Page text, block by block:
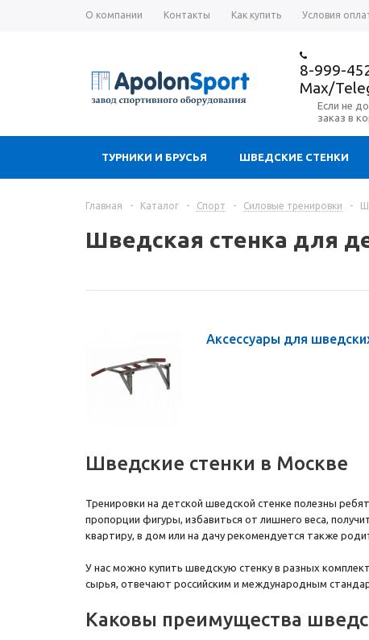
О компании Контакты Как купить Условия
8-999-
Max/
Если не
заказ в
ТУРНИКИ И БРУСЬЯ ШВЕДСКИЕ СТЕНКИ
Главная - Каталог - Спорт - Силовые тренировки -
Шведская стенка для
Аксессуары для
Шведские стенки в Москве
Тренировки на детской шведской стенке полезны
пропорции фигуры, избавиться от лишнего веса,
квартиру, в дом или на дачу рекомендуется также
У нас можно купить шведскую стенку в разных
сырья, отвечают российским и международным
Каковы преимущества